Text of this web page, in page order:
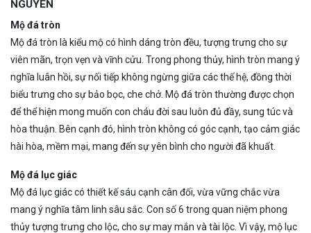
NGUYÊN
Mộ đá tròn
Mộ đá tròn là kiểu mộ có hình dáng tròn đều, tượng trưng cho sự
viên mãn, trọn vẹn và vĩnh cửu. Trong phong thủy, hình tròn mang ý
nghĩa luân hồi, sự nối tiếp không ngừng giữa các thế hệ, đồng thời
biểu trưng cho sự bảo bọc, che chở. Mộ đá tròn thường được chọn
để thể hiện mong muốn con cháu đời sau luôn đủ đầy, sung túc và
hòa thuận. Bên cạnh đó, hình tròn không có góc cạnh, tạo cảm giác
hài hòa, mềm mại, mang đến sự yên bình cho người đã khuất.
Mộ đá lục giác
Mộ đá lục giác có thiết kế sáu cạnh cân đối, vừa vững chắc vừa
mang ý nghĩa tâm linh sâu sắc. Con số 6 trong quan niệm phong
thủy tượng trưng cho lộc, cho sự may mắn và tài lộc. Vì vậy, mộ lục